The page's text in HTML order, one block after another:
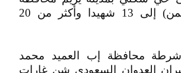
إب (وسط اليمن) إلى 13 شهيدا وأكثر من 20
محافظة إب العميد محمد
العدوان السعودي شن غارات